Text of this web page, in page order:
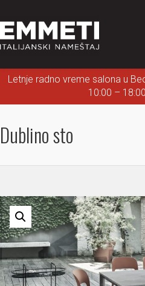
Letnje radno vreme salona u
10:00 –
Dublino sto